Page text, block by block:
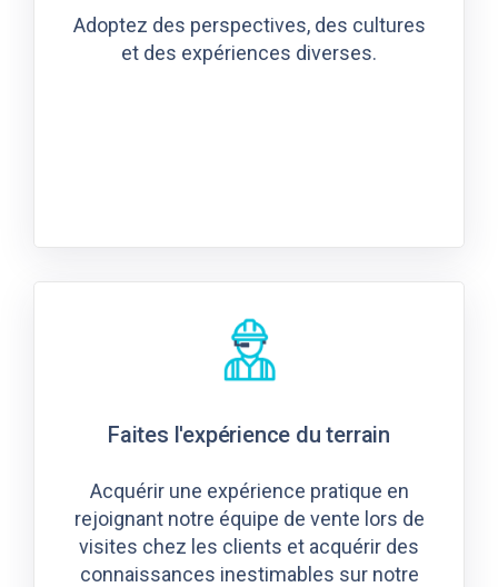
Adoptez des perspectives, des cultures
et des expériences diverses.
Faites l'expérience du terrain
Acquérir une expérience pratique en
rejoignant notre équipe de vente lors de
visites chez les clients et acquérir des
connaissances inestimables sur notre